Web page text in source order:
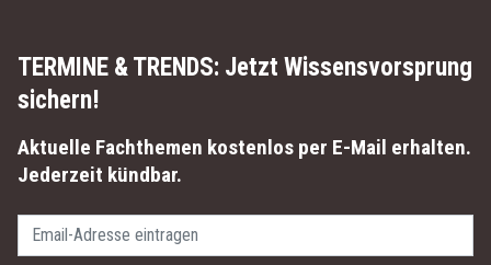
TERMINE & TRENDS: Jetzt Wissensvorsprung
sichern!
Aktuelle Fachthemen kostenlos per E-Mail erhalten.
Jederzeit kündbar.
Passwort